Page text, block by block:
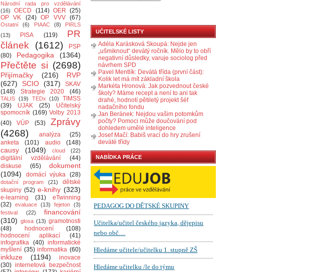
Národní rada pro vzdělávání
(16)
OECD (114) OER (25)
OP VK
(24) OP VVV (67)
Ostatní (6) PIAAC (8)
PIRLS
(13)
PISA (119)
PR
článek
(1612)
PSP
(80)
Pedagogika (1364)
Přečtěte si (2698)
Přijímačky (216)
RVP
(627)
SCIO (317)
SKAV
(148)
Strategie 2020 (46)
TALIS (19) TEDx (10)
TIMSS
(39)
UJAK (25)
Učitelský
spomocník (169) Volby 2013
(40)
VÚP (53)
Zprávy
(4268)
analýza
(25)
anketa
(101) audio (148)
causy (1049) cloud (22)
digitální vzdělávání
(44)
diskuse
(65)
dokument
(1094)
domácí výuka (28)
dotační program (21)
dětské
skupiny (52) e-knihy (323)
e-learning (31)
eTwinning
(32) evaluace (13) fejeton (3)
festival
(22)
financování
(310) glosa (13) gramotnosti
(48)
hodnocení
(108)
hodnocení aplikací
(41)
infografika (40) informatické
myšlení (35) informatika (60)
inkluze (1194)
inovace
(30) internetová bezpečnost
UČITELSKÉ LISTY
Adéla Karásková Skoupá: Nejde jen
„ušmiknout“ devátý ročník. Mělo by to obří
negativní důsledky, varuje sociolog před
návrhem SPD
Pavel Mentlík: Devátá třída (první část):
Kolik let má mít základní škola
Markéta Hronová: Jak pozvednout české
školy? Máme recept a není to ani tak
drahé, hodnotí pětiletý projekt šéf
nadačního fondu
Jan Beránek: Nejdou vašim potomkům
počty? Pomoci může doučování pod
dohledem umělé inteligence
Josef Mačí: Babiš vrací do hry zrušení
deváté třídy
NABÍDKA PRÁCE